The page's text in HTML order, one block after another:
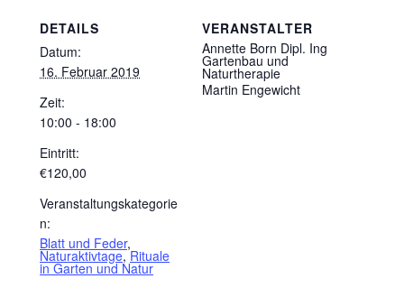
DETAILS
Datum:
16. Februar 2019
Zeit:
10:00 - 18:00
Eintritt:
€120,00
Veranstaltungskategorie
n:
Blatt und Feder,
Naturaktivtage,Rituale
in Garten und Natur
VERANSTALTER
Annette Born Dipl. Ing
Gartenbau und
Naturtherapie
Martin Engewicht